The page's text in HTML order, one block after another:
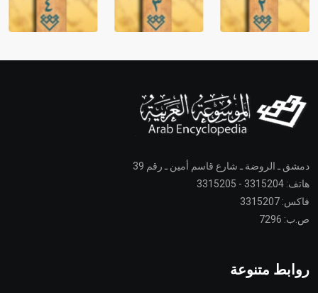
دمشق ـ الروضة ـ شارع قاسم أمين ـ رقم 39
هاتف: 3315204 - 3315205
فاكس: 3315207
ص.ب: 7296
روابط متنوعة